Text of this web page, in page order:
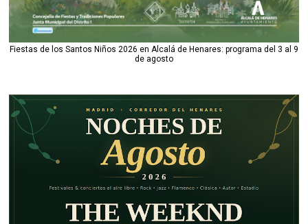
Fiestas de los Santos Niños 2026 en Alcalá de Henares: programa del 3 al 9
de agosto